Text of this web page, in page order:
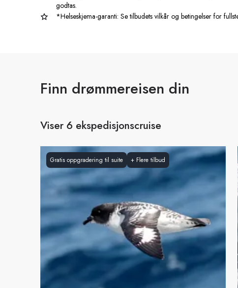
godtas.
*Helseskjema-garanti: Se tilbudets vilkår og betingelser for
Finn drømmereisen din
Viser 6 ekspedisjonscruise
Gratis oppgradering til suite + Flere tilbud